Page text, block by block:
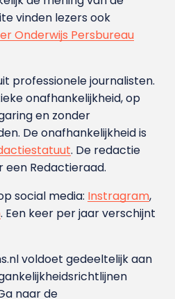
vinden lezers ook
Onderwijs Persbureau
professionele journalisten.
onafhankelijkheid, op
en zonder
De onafhankelijkheid is
. De redactie
Redactieraad.
social media: Instragram,
. Een keer per jaar verschijnt
voldoet gedeeltelijk aan
naar de